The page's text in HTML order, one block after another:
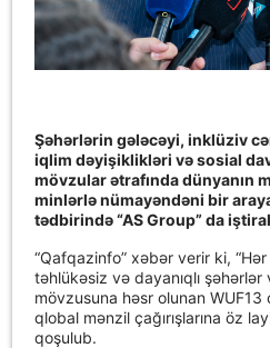
Şəhərlərin gələcəyi, inklüziv
iqlim dəyişiklikləri və sosial
mövzular ətrafında dünyanın
minlərlə nümayəndəni bir
tədbirində “AS Group” da
“Qafqazinfo” xəbər verir ki,
təhlükəsiz və dayanıqlı şəhərlər
mövzusuna həsr olunan WUF13
qlobal mənzil çağırışlarına öz
qoşulub.